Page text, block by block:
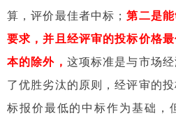
算，评价最佳者中标； 第二是
要求，并且经评审的投标价格
本的除外， 这项标准是与市场
了优胜劣汰的原则，经评审的
标报价最低的中标作为基础，